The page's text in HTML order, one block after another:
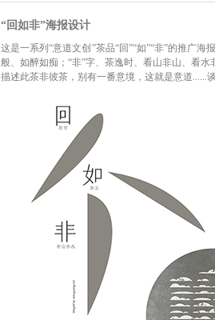
“回如非”海报设计
这是一系列“意道文创”茶品“回”“如”“非”的推广
般、如醉如痴；“非”字、茶逸时、看山非山、看
描述此茶非彼茶，别有一番意境，这就是意道......